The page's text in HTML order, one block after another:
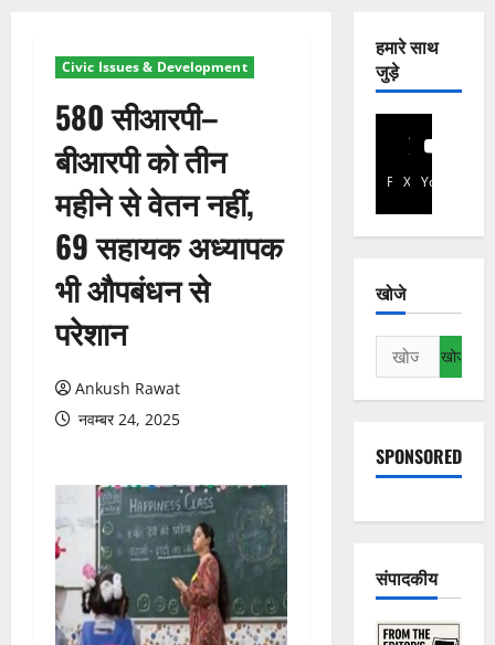
Civic Issues & Development
580 सीआरपी–
बीआरपी को तीन
महीने से वेतन नहीं,
69 सहायक अध्यापक
भी औपबंधन से
परेशान
Ankush Rawat
नवम्बर 24, 2025
हमारे साथ
जुड़े
Facebook
X YouTube
खोजे
निम्न
को
खोजें:
SPONSORED
संपादकीय